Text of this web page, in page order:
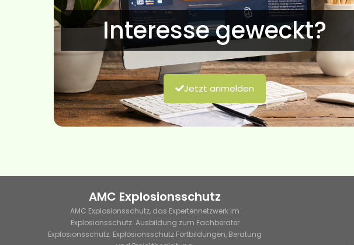
Interesse geweckt?
Jetzt anmelden
AMC Explosionsschutz
AMC Explosionsschutz, das Expertennetzwerk im
Explosionsschutz. Ausbildung zum Fachberater
Explosionsschutz. Explosionsschutz Fortbildungen, Beratung